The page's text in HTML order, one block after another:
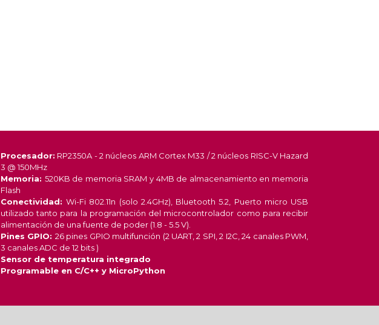
Procesador: RP2350A - 2 núcleos ARM Cortex M33 / 2 núcleos RISC-V Hazard
3 @ 150MHz
Memoria: 520KB de memoria SRAM y 4MB de almacenamiento en memoria
Flash
Conectividad:Wi-Fi 802.11n (solo 2.4GHz), Bluetooth 5.2, Puerto micro USB
utilizado tanto para la programación del microcontrolador como para recibir
alimentación de una fuente de poder (1.8 - 5.5 V).
Pines GPIO: 26 pines GPIO multifunción (2 UART, 2 SPI, 2 I2C, 24 canales PWM,
3 canales ADC de 12 bits )
Sensor de temperatura integrado
Programable en C/C++ y MicroPython